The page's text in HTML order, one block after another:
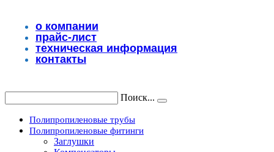
содержимомуо компании
прайс-лист
техническая информация
контакты
Поиск...
Полипропиленовые трубы
Полипропиленовые фитинги
Заглушки